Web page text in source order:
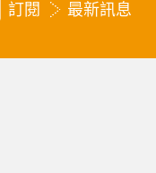
訂閱 最新訊息